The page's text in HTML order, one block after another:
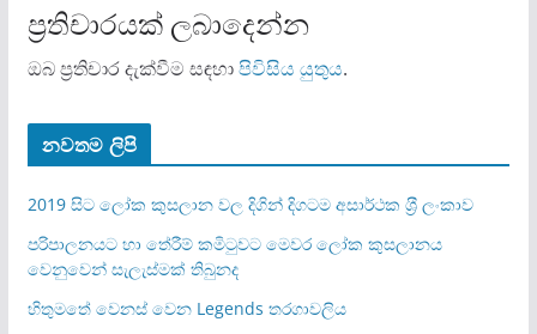
ප්‍රතිචාරයක් ලබාදෙන්න
ඔබ ප්‍රතිචාර දැක්වීම සඳහාපිවිසිය යුතුය.
නවතම ලිපි
2019 සිට ලෝක කුසලාන වල දිගින් දිගටම අසාර්ථක ශ‍්‍රී ලංකාව
පරිපාලනයට හා තේරීම් කමිටුවට මෙවර ලෝක කුසලානය
වෙනුවෙන් සැලැස්මක් තිබුනද
හිතුමතේ වෙනස් වෙන Legends තරගාවලිය